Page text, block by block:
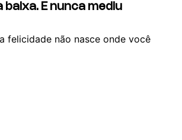
E nunca mediu